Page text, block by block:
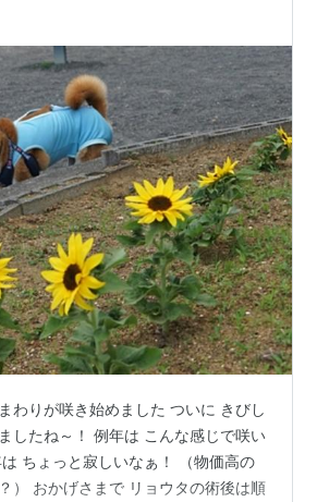
わりが咲き始めました ついに きびし
したね～！ 例年は こんな感じで咲い
ちょっと寂しいなぁ！ （物価高の
） おかげさまで リョウタの術後は順